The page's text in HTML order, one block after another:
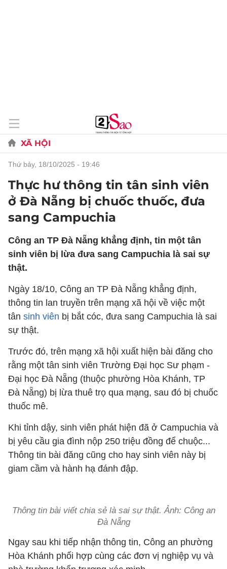
XÃ HỘI
thứ bảy, 18/10/2025 - 19:46
Thực hư thông tin tân sinh viên
ở Đà Nẵng bị chuốc thuốc, đưa
sang Campuchia
Công an TP Đà Nẵng khẳng định, tin một tân
sinh viên bị lừa đưa sang Campuchia là sai sự
thật.
Ngày 18/10, Công an TP Đà Nẵng khẳng định,
thông tin lan truyền trên mạng xã hội về việc một
tân sinh viên bị bắt cóc, đưa sang Campuchia là sai
sự thật.
Trước đó, trên mạng xã hội xuất hiện bài đăng cho
rằng một tân sinh viên Trường Đại học Sư phạm -
Đại học Đà Nẵng (thuộc phường Hòa Khánh, TP
Đà Nẵng) bị lừa thuê trọ qua mạng, sau đó bị chuốc
thuốc mê.
Khi tỉnh dậy, sinh viên phát hiện đã ở Campuchia và
bị yêu cầu gia đình nộp 250 triệu đồng để chuộc...
Thông tin bài đăng cũng cho hay sinh viên này bị
giam cầm và hành hạ đánh đập.
Thông tin bài viết chia sẻ là sai sự thật. Ảnh: Công an
Đà Nẵng
Ngay sau khi tiếp nhận thông tin, Công an phường
Hòa Khánh phối hợp cùng các đơn vị nghiệp vụ và